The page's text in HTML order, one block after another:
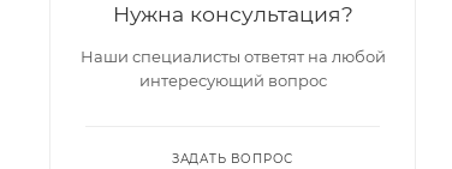
Нужна консультация?
Наши специалисты ответят на любой
интересующий вопрос
ЗАДАТЬ ВОПРОС